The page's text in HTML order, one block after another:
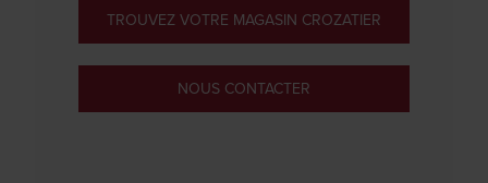
TROUVEZ VOTRE MAGASIN CROZATIER
NOUS CONTACTER